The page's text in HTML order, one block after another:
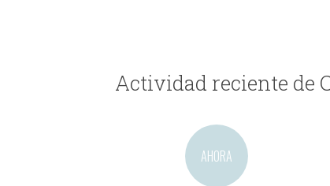
Actividad reciente de
AHORA